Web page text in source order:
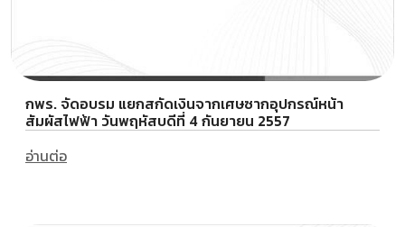
กพร. จัดอบรม แยกสกัดเงินจากเศษซากอุปกรณ์หน้า
สัมผัสไฟฟ้า วันพฤหัสบดีที่ 4 กันยายน 2557
อ่านต่อ